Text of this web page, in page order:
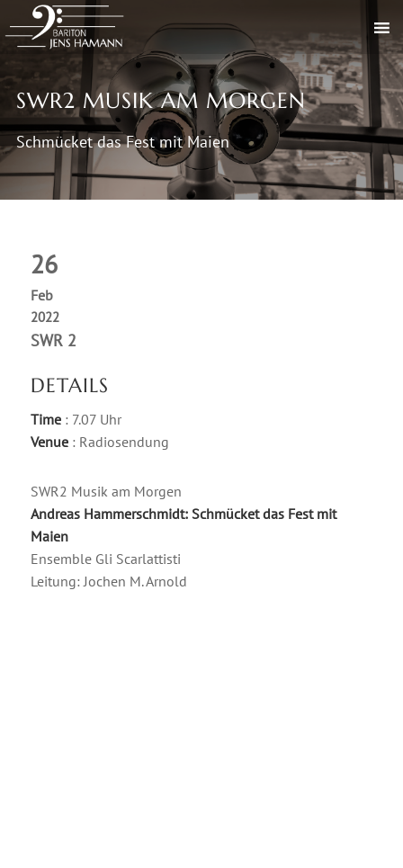
SWR2 MUSIK AM MORGEN
Schmücket das Fest mit Maien
26
Feb
2022
SWR 2
DETAILS
Time : 7.07 Uhr
Venue : Radiosendung
SWR2 Musik am Morgen
Andreas Hammerschmidt: Schmücket das Fest mit
Maien
Ensemble Gli Scarlattisti
Leitung: Jochen M. Arnold